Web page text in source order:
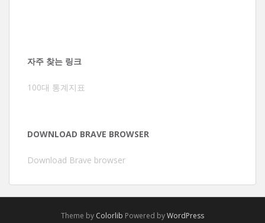
자주 찾는 링크
100대 통계지표
DOWNLOAD BRAVE BROWSER
Download Brave browser
Theme by Colorlib Powered byWordPress